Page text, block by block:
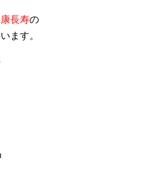
長寿の
ます。